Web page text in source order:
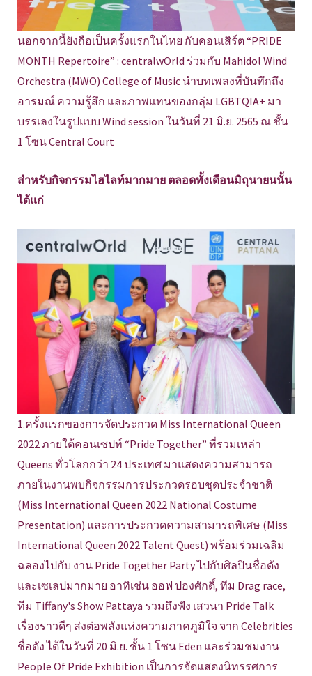
นอกจากนี้ยังถือเป็นครั้งแรกในไทย กับคอนเสิร์ต “PRIDE
MONTH Repertoire” : centralwOrld ร่วมกับ Mahidol Wind
Orchestra (MWO) College of Music นำบทเพลงที่บันทึกถึง
อารมณ์ ความรู้สึก และภาพแทนของกลุ่ม LGBTQIA+ มา
บรรเลงในรูปแบบ Wind session ในวันที่ 21 มิ.ย. 2565 ณ ชั้น
1 โซน Central Court
สำหรับกิจกรรมไฮไลท์มากมาย ตลอดทั้งเดือนมิถุนายนนั้น
ได้แก่
1.ครั้งแรกของการจัดประกวด Miss International Queen
2022 ภายใต้คอนเซปท์ “Pride Together” ที่รวมเหล่า
Queens ทั่วโลกกว่า 24 ประเทศ มาแสดงความสามารถ
ภายในงานพบกิจกรรมการประกวดรอบชุดประจำชาติ
(Miss International Queen 2022 National Costume
Presentation) และการประกวดความสามารถพิเศษ (Miss
International Queen 2022 Talent Quest) พร้อมร่วมเฉลิม
ฉลองไปกับ งาน Pride Together Party ไปกับศิลปินชื่อดัง
และเซเลปมากมาย อาทิเช่น ออฟ ปองศักดิ์, ทีม Drag race,
ทีม Tiffany's Show Pattaya รวมถึงฟัง เสวนา Pride Talk
เรื่องราวดีๆ ส่งต่อพลังแห่งความภาคภูมิใจ จาก Celebrities
ชื่อดัง ได้ในวันที่ 20 มิ.ย. ชั้น 1 โซน Eden และร่วมชมงาน
People Of Pride Exhibition เป็นการจัดแสดงนิทรรศการ